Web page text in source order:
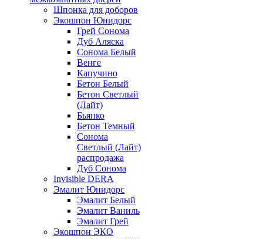
Шпонка для доборов
Экошпон Юнидорс
Грей Сонома
Дуб Аляска
Сонома Белый
Венге
Капучино
Бетон Белый
Бетон Светлый
(Лайт)
Бьянко
Бетон Темный
Сонома
Светлый (Лайт)
распродажа
Дуб Сонома
Invisible DERA
Эмалит Юнидорс
Эмалит Белый
Эмалит Ваниль
Эмалит Грей
Экошпон ЭКО